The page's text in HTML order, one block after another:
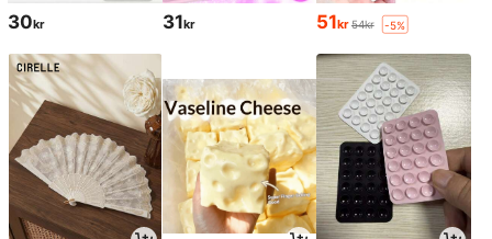
30kr 31kr 51kr 54kr -5%